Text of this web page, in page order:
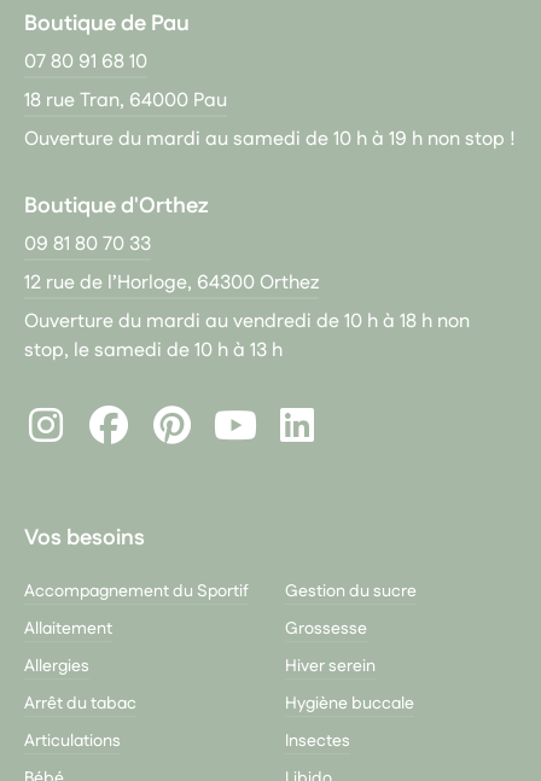
Boutique de Pau
07 80 91 68 10
18 rue Tran, 64000 Pau
Ouverture du mardi au samedi de 10 h à 19 h non stop !
Boutique d'Orthez
09 81 80 70 33
12 rue de l’Horloge, 64300 Orthez
Ouverture du mardi au vendredi de 10 h à 18 h non
stop, le samedi de 10 h à 13 h
InstagramFacebookPinterest
LinkedIn
Vos besoins
Accompagnement du Sportif
Allaitement
Allergies
Arrêt du tabac
Articulations
Gestion du sucre
Grossesse
Hiver serein
Hygiène buccale
Insectes